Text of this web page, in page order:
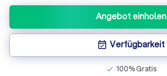
Angebot einholen
event_available Verfügbarkeit
check 100% Gratis